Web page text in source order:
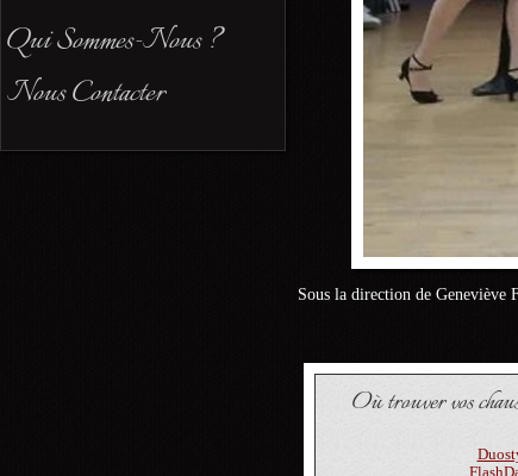
Qui Sommes-Nous ?
Nous Contacter
Sous la direction de Geneviève
Où trouver vos